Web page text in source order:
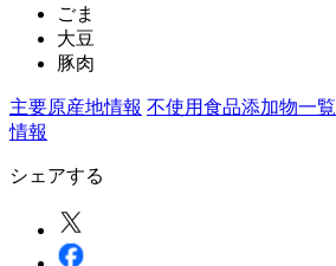
ごま
大豆
豚肉
主要原産地情報 不使用食品添加物一覧
情報
シェアする